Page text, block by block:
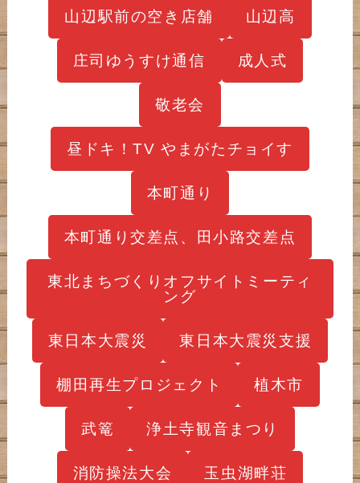
山辺駅前の空き店舗 山辺高
庄司ゆうすけ通信 成人式
敬老会
昼ドキ！TV やまがたチョイす
本町通り
本町通り交差点、田小路交差点
東北まちづくりオフサイトミーティ
ング
東日本大震災 東日本大震災支援
棚田再生プロジェクト 植木市
武篭 浄土寺観音まつり
消防操法大会 玉虫湖畔荘